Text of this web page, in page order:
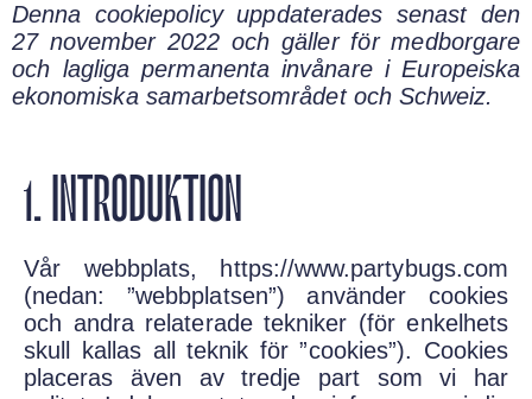
Denna cookiepolicy uppdaterades senast den
27 november 2022 och gäller för medborgare
och lagliga permanenta invånare i Europeiska
ekonomiska samarbetsområdet och Schweiz.
1. INTRODUKTION
Vår webbplats, https://www.partybugs.com
(nedan: ”webbplatsen”) använder cookies
och andra relaterade tekniker (för enkelhets
skull kallas all teknik för ”cookies”). Cookies
placeras även av tredje part som vi har